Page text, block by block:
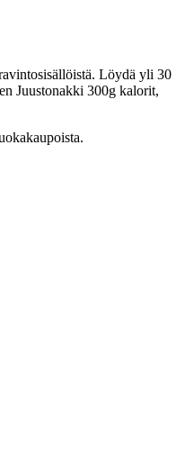
Löydä yli 30
Juustonakki 300g kalorit,